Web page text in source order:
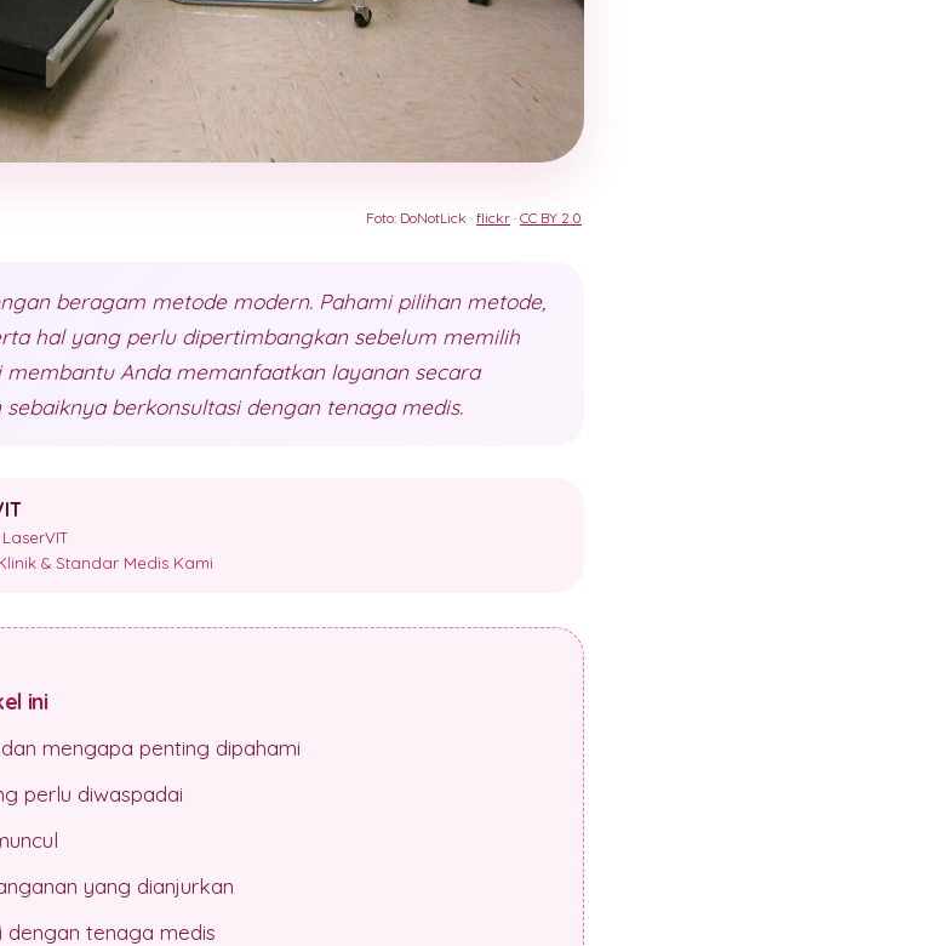
Foto: DoNotLick · flickr · CC BY 2.0
beragam metode modern. Pahami pilihan metode,
hal yang perlu dipertimbangkan sebelum memilih
Anda memanfaatkan layanan secara
berkonsultasi dengan tenaga medis.
& Standar Medis Kami
ini
mengapa penting dipahami
perlu diwaspadai
yang dianjurkan
dengan tenaga medis